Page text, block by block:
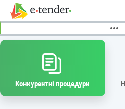
Конкурентні процедури